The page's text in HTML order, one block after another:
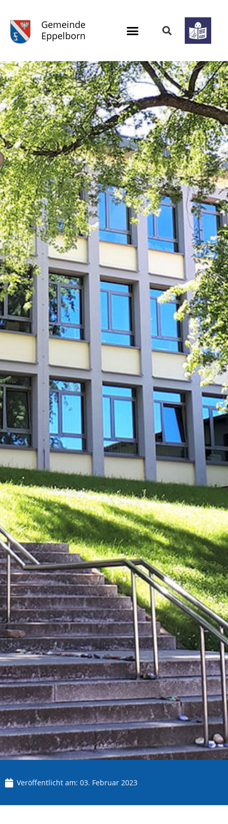
Gemeinde
Eppelborn
Veröffentlicht am: 03. Februar 2023